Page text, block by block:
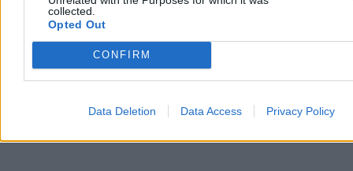
collected.
Opted Out
CONFIRM
Data Deletion Data Access Privacy Policy
Reklama
Reklama